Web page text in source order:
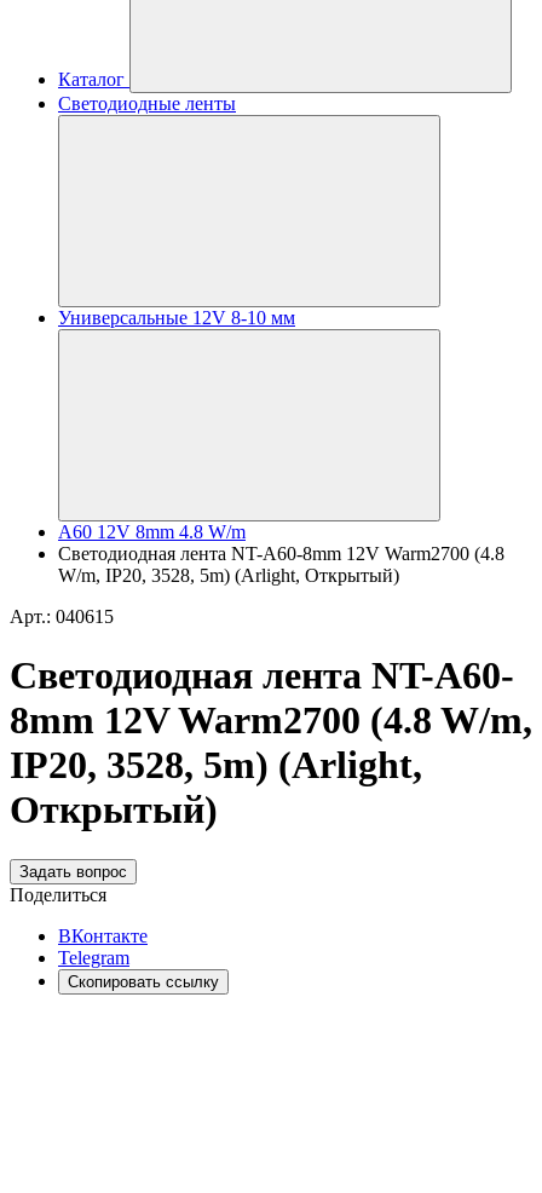
Каталог
Светодиодные ленты
Универсальные 12V 8-10 мм
A60 12V 8mm 4.8 W/m
Светодиодная лента NT-A60-8mm 12V Warm2700 (4.8
W/m, IP20, 3528, 5m) (Arlight, Открытый)
Арт.: 040615
Светодиодная лента NT-A60-
8mm 12V Warm2700 (4.8 W/m,
IP20, 3528, 5m) (Arlight,
Открытый)
Задать вопрос
Поделиться
ВКонтакте
Telegram
Скопировать ссылку